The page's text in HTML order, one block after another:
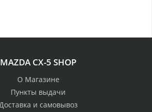
MAZDA CX-5 SHOP
О Магазине
Пункты выдачи
и самовывоз